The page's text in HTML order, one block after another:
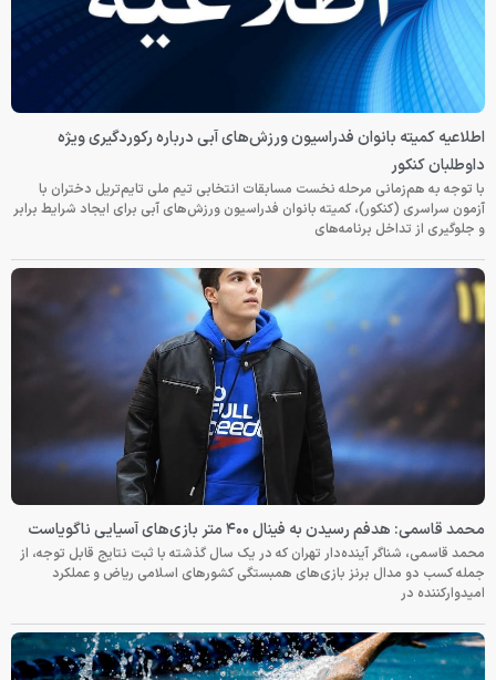
اطلاعیه کمیته بانوان فدراسیون ورزش‌های آبی درباره رکوردگیری ویژه
داوطلبان کنکور
با توجه به هم‌زمانی مرحله نخست مسابقات انتخابی تیم ملی تایم‌تریل دختران با
آزمون سراسری (کنکور)، کمیته بانوان فدراسیون ورزش‌های آبی برای ایجاد شرایط برابر
و جلوگیری از تداخل برنامه‌های
محمد قاسمی: هدفم رسیدن به فینال ۴۰۰ متر بازی‌های آسیایی ناگویاست
محمد قاسمی، شناگر آینده‌دار تهران که در یک سال گذشته با ثبت نتایج قابل توجه، از
جمله کسب دو مدال برنز بازی‌های همبستگی کشورهای اسلامی ریاض و عملکرد
امیدوارکننده در